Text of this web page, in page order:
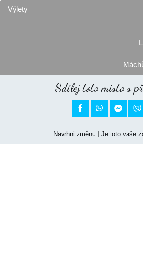
Výlety
Sdílej toto místo s
 
Navrhni změnu| Je toto vaše